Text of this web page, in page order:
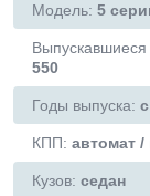
Модель: 5
550
Годы выпуска:
КПП: автомат /
Кузов: седан